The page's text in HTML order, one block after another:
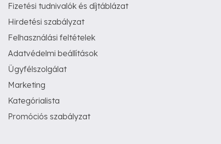
Fizetési tudnivalók és díjtáblázat
Hirdetési szabályzat
Felhasználási feltételek
Adatvédelmi beállítások
Ügyfélszolgálat
Marketing
Kategórialista
Promóciós szabályzat